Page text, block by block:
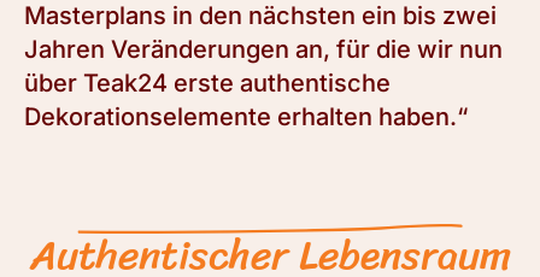
Masterplans in den nächsten ein bis zwei
Jahren Veränderungen an, für die wir nun
über Teak24 erste authentische
Dekorationselemente erhalten haben.“
Authentischer Lebensraum